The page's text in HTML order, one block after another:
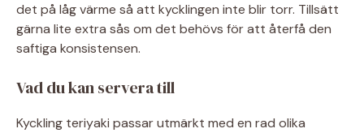
det på låg värme så att kycklingen inte blir torr. Tillsätt
gärna lite extra sås om det behövs för att återfå den
saftiga konsistensen.
Vad du kan servera till
Kyckling teriyaki passar utmärkt med en rad olika